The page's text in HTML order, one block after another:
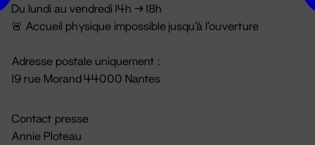
Du lundi au vendredi 14h → 18h
🚨 Accueil physique impossible jusqu'à l'ouverture
Adresse postale uniquement :
19 rue Morand 44000 Nantes
Contact presse
Annie Ploteau